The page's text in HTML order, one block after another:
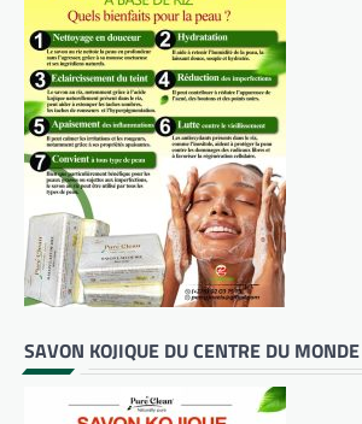
SAVON KOJIQUE DU CENTRE DU MONDE